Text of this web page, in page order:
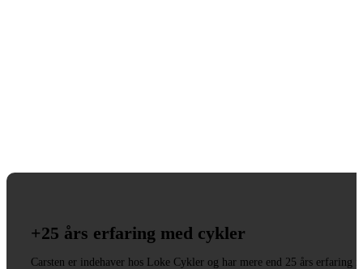
+25 års erfaring med cykler
Carsten er indehaver hos Loke Cykler og har mere end 25 års erfaring i